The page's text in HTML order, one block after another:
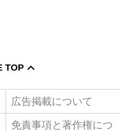
TOP
広告掲載について
免責事項と著作権につ